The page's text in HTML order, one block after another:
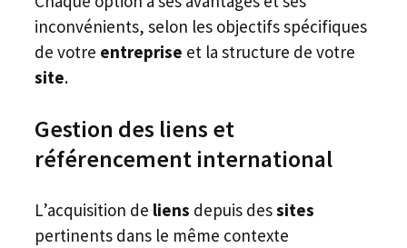
inconvénients, selon les objectifs spécifiques
de votre entreprise et la structure de votre
site.
Gestion des liens et
référencement international
L’acquisition de liens depuis dessites
pertinents dans le même contexte